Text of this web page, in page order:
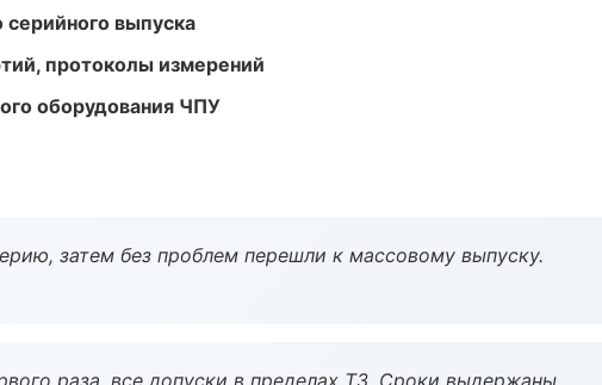
выпуска
протоколы измерений
оборудования ЧПУ
затем без проблем перешли к массовому выпуску.
раза, все допуски в пределах ТЗ. Сроки выдержаны.